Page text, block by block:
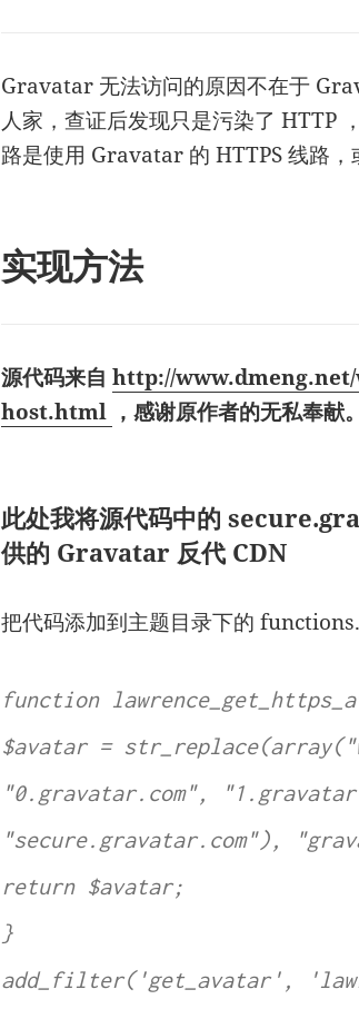
Gravatar 无法访问的原因不在于
人家，查证后发现只是污染了 HTTP
路是使用 Gravatar 的 HTTPS 线路
实现方法
源代码来自http://
host.html ，感谢原作者的无私奉献。
此处我将源代码中的
供的 Gravatar 反代 CDN
把代码添加到主题目录下的
function
$avatar =
"0.gravatar.com",
"secure.gravatar.com"),
return $avatar;
}
add_filter('get_avatar',